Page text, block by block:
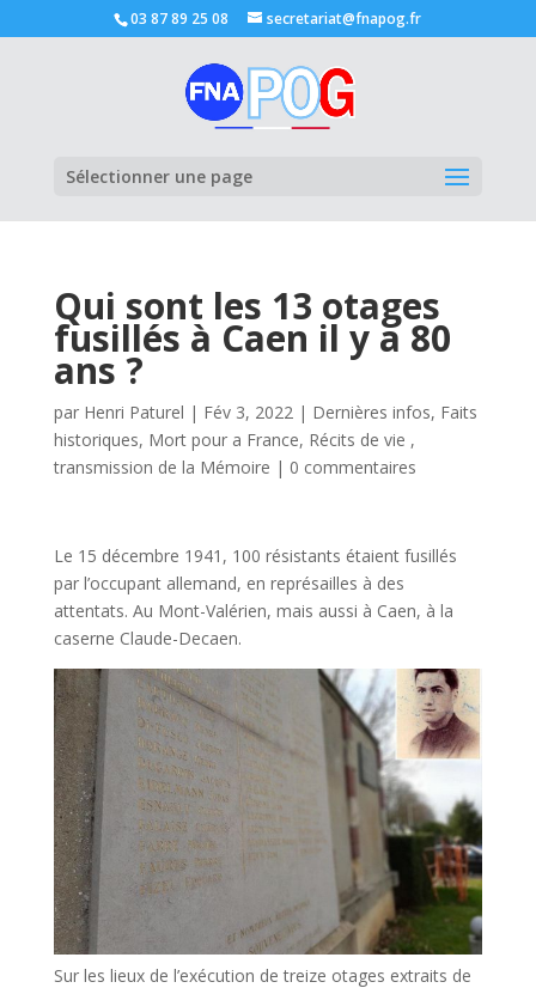
03 87 89 25 08 secretariat@fnapog.fr
Sélectionner une page
Qui sont les 13 otages
fusillés à Caen il y a 80
ans ?
par Henri Paturel | Fév 3, 2022| Dernières infos, Faits
historiques, Mort pour a France, Récits de vie ,
transmission de la Mémoire | 0 commentaires
Le 15 décembre 1941, 100 résistants étaient fusillés
par l’occupant allemand, en représailles à des
attentats. Au Mont-Valérien, mais aussi à Caen, à la
caserne Claude-Decaen.
Sur les lieux de l’exécution de treize otages extraits de